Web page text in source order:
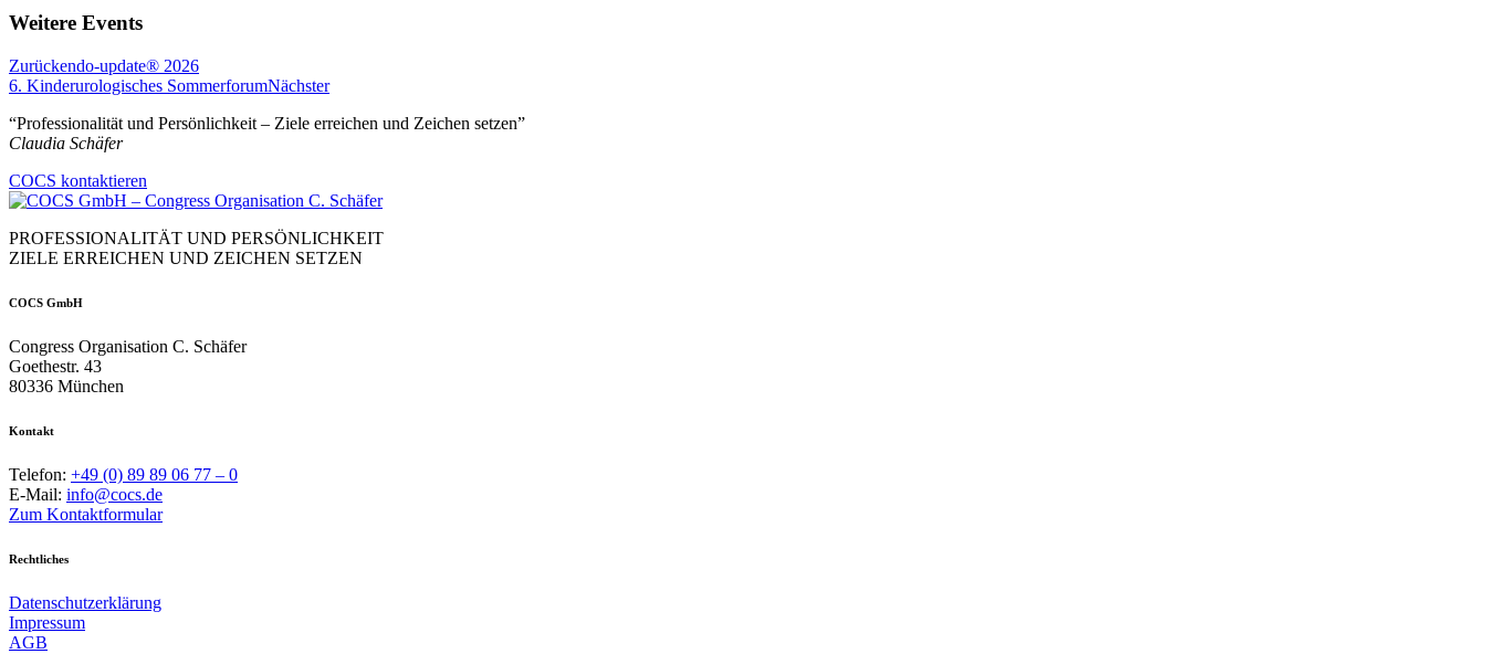
Weitere Events
Zurückendo-update® 2026
6. Kinderurologisches SommerforumNächster
“Professionalität und Persönlichkeit – Ziele erreichen und Zeichen setzen”
Claudia Schäfer
COCS kontaktieren
PROFESSIONALITÄT UND PERSÖNLICHKEIT
ZIELE ERREICHEN UND ZEICHEN SETZEN
COCS GmbH
Congress Organisation C. Schäfer
Goethestr. 43
80336 München
Kontakt
Telefon: +49 (0) 89 89 06 77 – 0
E-Mail: info@cocs.de
Zum Kontaktformular
Rechtliches
Datenschutzerklärung
Impressum
AGB